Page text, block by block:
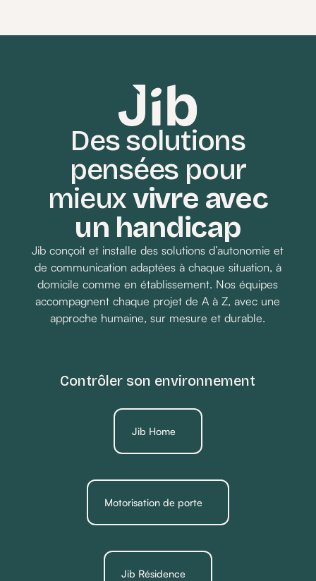
réglages complexes et des notices
Demander un devis
Des solutions
pensées pour
mieuxvivre avec
un handicap
Jib conçoit et installe des solutions d’autonomie et
de communication adaptées à chaque situation, à
domicile comme en établissement. Nos équipes
accompagnent chaque projet de A à Z, avec une
approche humaine, sur mesure et durable.
Contrôler son environnement
Jib Home
Motorisation de porte
Jib Résidence